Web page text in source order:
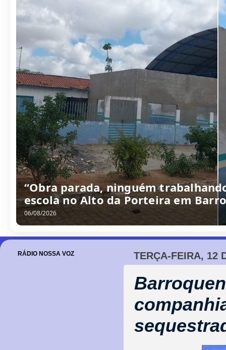
“Obra parada, ninguém
escola no Alto da Porteira em
06/08/2026
TERÇA-FEIRA, 12
RÁDIO NOSSA VOZ